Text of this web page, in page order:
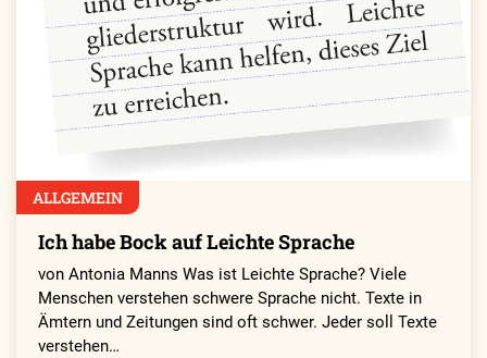
ALLGEMEIN
Ich habe Bock auf Leichte Sprache
von Antonia Manns Was ist Leichte Sprache? Viele
Menschen verstehen schwere Sprache nicht. Texte in
Ämtern und Zeitungen sind oft schwer. Jeder soll Texte
verstehen…